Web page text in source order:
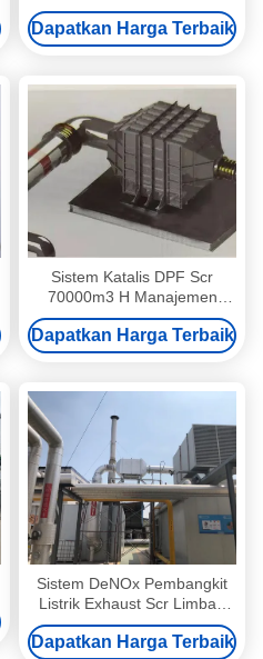
Efek Ganda TiO2 Berbasis
V2O5 WO3
Dapatkan Harga Terbaik
Sistem Katalis DPF Scr
70000m3 H Manajemen
Lingkungan Mesin
Pembakaran Internal
Dapatkan Harga Terbaik
Sistem DeNOx Pembangkit
Listrik Exhaust Scr Limbah
Gas Buang Desulfurisasi
Pengurangan Khusus
Dapatkan Harga Terbaik